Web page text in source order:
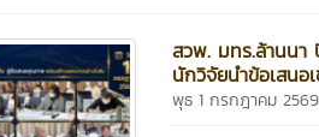
สวพ. มทร.ล้านนา
นักวิจัยนำข้อเสน
พุธ 1 กรกฎาคม 2569